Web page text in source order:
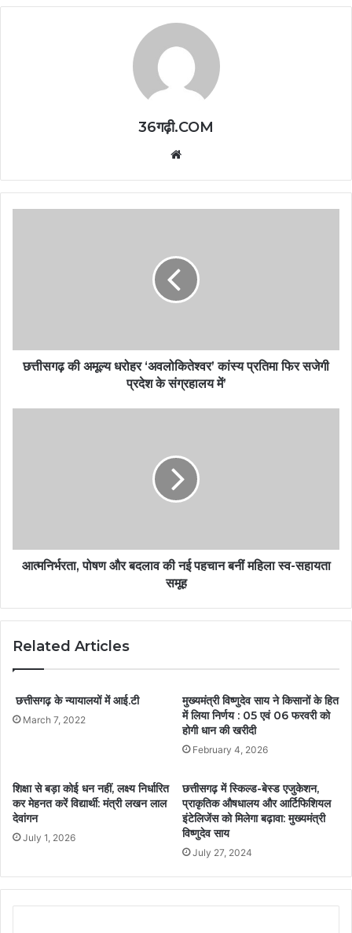
36गढ़ी.COM
छत्तीसगढ़ की अमूल्य धरोहर ‘अवलोकितेश्वर’ कांस्य प्रतिमा फिर सजेगी
प्रदेश के संग्रहालय में’
आत्मनिर्भरता, पोषण और बदलाव की नई पहचान बनीं महिला स्व-सहायता
समूह
Related Articles
छत्तीसगढ़ के न्यायालयों में आई.टी
March 7, 2022
मुख्यमंत्री विष्णुदेव साय ने किसानों के हित
में लिया निर्णय : 05 एवं 06 फरवरी को
होगी धान की खरीदी
February 4, 2026
शिक्षा से बड़ा कोई धन नहीं, लक्ष्य निर्धारित
कर मेहनत करें विद्यार्थी: मंत्री लखन लाल
देवांगन
July 1, 2026
छत्तीसगढ़ में स्किल्ड-बेस्ड एजुकेशन,
प्राकृतिक औषधालय और आर्टिफिशियल
इंटेलिजेंस को मिलेगा बढ़ावा: मुख्यमंत्री
विष्णुदेव साय
July 27, 2024